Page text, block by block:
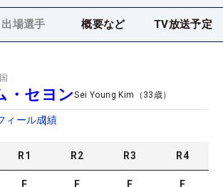
出場選手 概要など TV放送予定
・セヨンSei Young Kim （ 33 歳）
ィール成績
R1 R2 R3 R4
F F F F